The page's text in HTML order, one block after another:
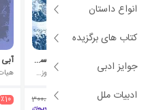
انواع داستان
کتاب های برگزیده
جوایز ادبی
ادبیات ملل
آبی خلاقیت تصویری و تجسمی
هیات مولفان کانون فرهنگی آموزش (قلم چی)
٪10 300،000 ٪10